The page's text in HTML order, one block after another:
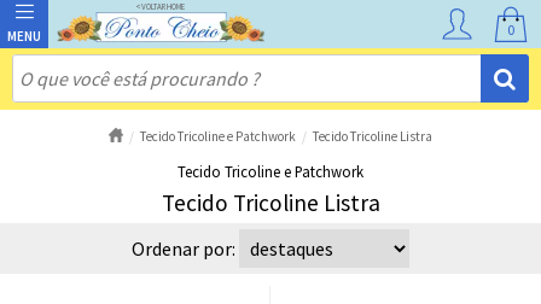
0
Tecido Tricoline e Patchwork Tecido Tricoline Listra
Tecido Tricoline e Patchwork
Tecido Tricoline Listra
Ordenar por: